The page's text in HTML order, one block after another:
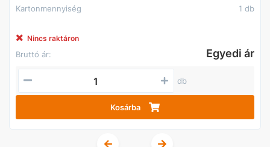
Kartonmennyiség
1 db
Nincs raktáron
Bruttó ár: Egyedi ár
db
Kosárba